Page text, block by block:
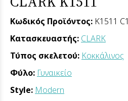
Κωδικός Προϊόντος: K1511 C1
Κατασκευαστής: CLARK
Τύπος σκελετού: Κοκκάλινος
Φύλο: Γυναικείο
Style: Modern